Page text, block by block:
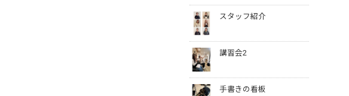
スタッフ紹介
講習会2
手書きの看板